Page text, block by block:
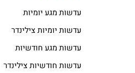
עדשות מגע יומיות
עדשות יומיות צילינדר
עדשות מגע חודשיות
עדשות חודשיות צילינדר